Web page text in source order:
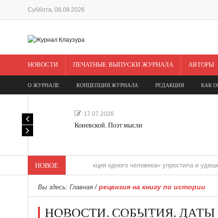
Суббота, 08.08.2026
НОВОСТИ ПЕЧАТНЫЕ ВЫПУСКИ ЖУРНАЛА АВТОРЫ
О ЖУРНАЛЕ КОНЦЕПЦИЯ ЖУРНАЛА РЕДАКЦИЯ КАК
17.07.2026
Коневской. Поэт мысли
НОВОЕ«Редакция одного человека» упростила и удешевила
Вы здесь: Главная/ рецензия на книгу по истории
НОВОСТИ. СОБЫТИЯ. ДАТЫ